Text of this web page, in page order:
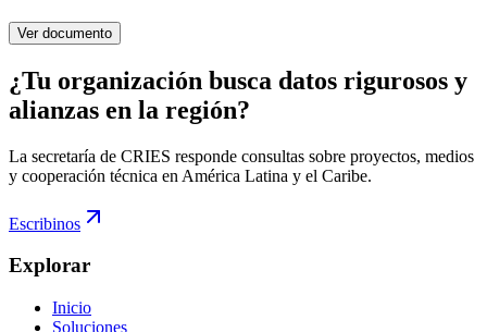
Ver documento
¿Tu organización busca datos rigurosos y
alianzas en la región?
La secretaría de CRIES responde consultas sobre proyectos, medios
y cooperación técnica en América Latina y el Caribe.
Escribinos
Explorar
Inicio
Soluciones